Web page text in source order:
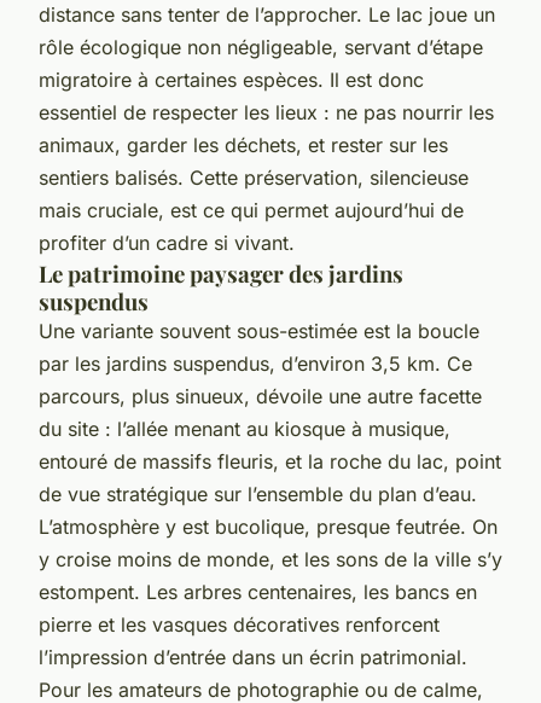
distance sans tenter de l’approcher. Le lac joue un
rôle écologique non négligeable, servant d’étape
migratoire à certaines espèces. Il est donc
essentiel de respecter les lieux : ne pas nourrir les
animaux, garder les déchets, et rester sur les
sentiers balisés. Cette préservation, silencieuse
mais cruciale, est ce qui permet aujourd’hui de
profiter d’un cadre si vivant.
Le patrimoine paysager des jardins
suspendus
Une variante souvent sous-estimée est la boucle
par les jardins suspendus, d’environ 3,5 km. Ce
parcours, plus sinueux, dévoile une autre facette
du site : l’allée menant au kiosque à musique,
entouré de massifs fleuris, et la roche du lac, point
de vue stratégique sur l’ensemble du plan d’eau.
L’atmosphère y est bucolique, presque feutrée. On
y croise moins de monde, et les sons de la ville s’y
estompent. Les arbres centenaires, les bancs en
pierre et les vasques décoratives renforcent
l’impression d’entrée dans un écrin patrimonial.
Pour les amateurs de photographie ou de calme,